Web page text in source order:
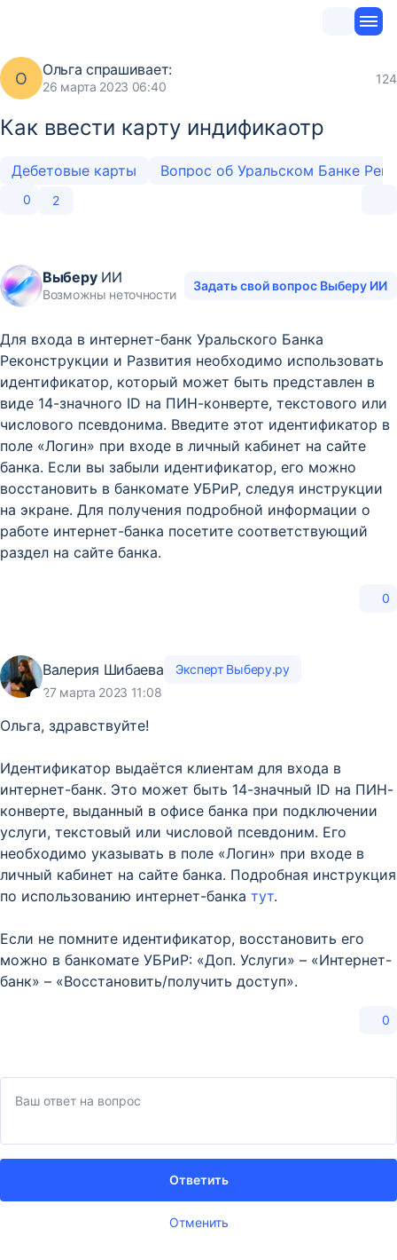
О Ольга спрашивает:
26 марта 2023 06:40
124
Как ввести карту индификаотр
Дебетовые карты
0 2
ВыберуИИ
Возможны неточности
Задать свой вопрос Выберу ИИ
Для входа в интернет-банк Уральского Банка
Реконструкции и Развития необходимо использовать
идентификатор, который может быть представлен в
виде 14-значного ID на ПИН-конверте, текстового или
числового псевдонима. Введите этот идентификатор в
поле «Логин» при входе в личный кабинет на сайте
банка. Если вы забыли идентификатор, его можно
восстановить в банкомате УБРиР, следуя инструкции
на экране. Для получения подробной информации о
работе интернет-банка посетите соответствующий
раздел на сайте банка.
0
Валерия Шибаева
Эксперт Выберу.ру
27 марта 2023 11:08
Ольга, здравствуйте!
Идентификатор выдаётся клиентам для входа в
интернет-банк. Это может быть 14-значный ID на ПИН-
конверте, выданный в офисе банка при подключении
услуги, текстовый или числовой псевдоним. Его
необходимо указывать в поле «Логин» при входе в
личный кабинет на сайте банка. Подробная инструкция
по использованию интернет-банка тут.
Если не помните идентификатор, восстановить его
можно в банкомате УБРиР: «Доп. Услуги» – «Интернет-
банк» – «Восстановить/получить доступ».
0
Отменить
Ответить